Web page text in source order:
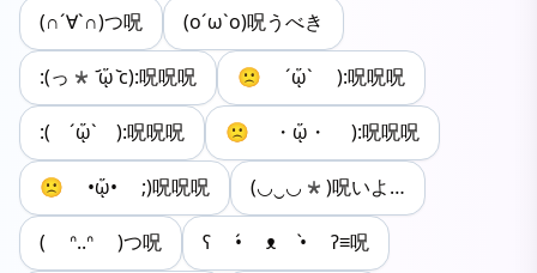
(∩´∀`∩)つ呪 (o´ω`o)呪うべき
:(っ* ᷄ᾥ ᷅c):呪呪呪 🙁 ´ᾥ` ):呪呪呪
:( ´ᾥ` ):呪呪呪 🙁 ・ᾥ・ ):呪呪呪
🙁 •ᾥ• ;)呪呪呪 (◡‿◡*)呪いよ…
( ᐢ..ᐢ )つ呪 ʕ •́ ᴥ •̀ ʔ≡呪